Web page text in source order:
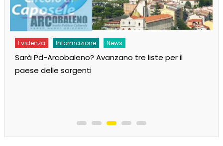
Evidenza Informazione News
Sarà Pd-Arcobaleno? Avanzano tre liste per il
paese delle sorgenti